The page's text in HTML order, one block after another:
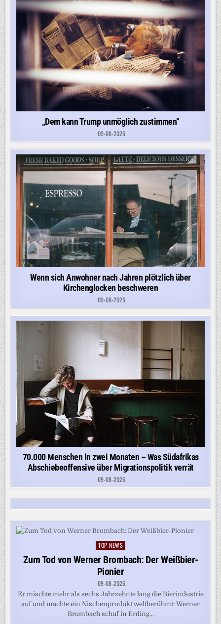
„Dem kann Trump unmöglich zustimmen“
09-08-2026
Wenn sich Anwohner nach Jahren plötzlich über
Kirchenglocken beschweren
09-08-2026
70.000 Menschen in zwei Monaten – Was Südafrikas
Abschiebeoffensive über Migrationspolitik verrät
09-08-2026
Posted
TOP-NEWS
Zum Tod von Werner Brombach: Der Weißbier-
Pionier
09-08-2026
Er mischte mehr als sechs Jahrzehnte lang die Bierindustrie
auf und machte ein Nischenprodukt weltberühmt: Werner
Brombach schuf in Erding...